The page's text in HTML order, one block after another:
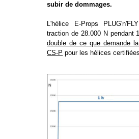
subir de dommages.
L'hélice E-Props
traction de 28.000 N pendant
double de ce que demande
CS-P pour les hélices